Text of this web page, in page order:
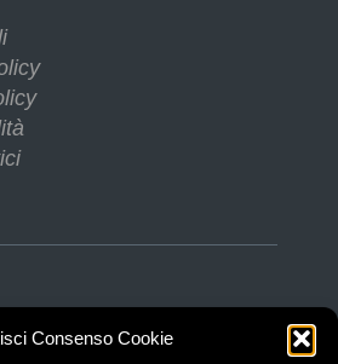
Consenso Cookie
Trasparente